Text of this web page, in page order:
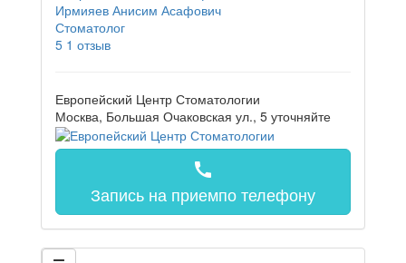
Ирмияев Анисим Асафович
Стоматолог
5 1 отзыв
Европейский Центр Стоматологии
Москва, Большая Очаковская ул., 5 уточняйте
call
Запись на приемпо телефону